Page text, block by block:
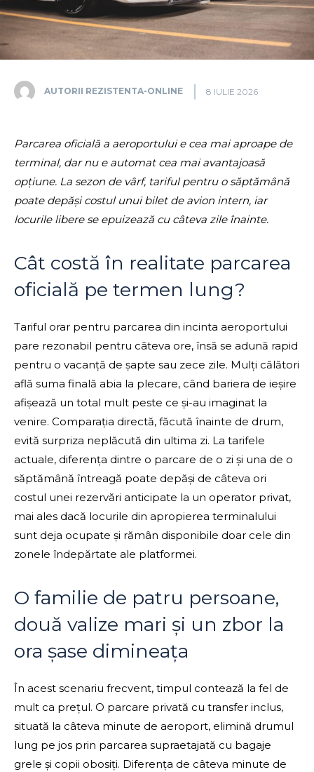
AUTORII REZISTENTA-ONLINE 8 IULIE 2026
Parcarea oficială a aeroportului e cea mai aproape de
terminal, dar nu e automat cea mai avantajoasă
opțiune. La sezon de vârf, tariful pentru o săptămână
poate depăși costul unui bilet de avion intern, iar
locurile libere se epuizează cu câteva zile înainte.
Cât costă în realitate parcarea
oficială pe termen lung?
Tariful orar pentru parcarea din incinta aeroportului
pare rezonabil pentru câteva ore, însă se adună rapid
pentru o vacanță de șapte sau zece zile. Mulți călători
află suma finală abia la plecare, când bariera de ieșire
afișează un total mult peste ce și-au imaginat la
venire. Comparația directă, făcută înainte de drum,
evită surpriza neplăcută din ultima zi. La tarifele
actuale, diferența dintre o parcare de o zi și una de o
săptămână întreagă poate depăși de câteva ori
costul unei rezervări anticipate la un operator privat,
mai ales dacă locurile din apropierea terminalului
sunt deja ocupate și rămân disponibile doar cele din
zonele îndepărtate ale platformei.
O familie de patru persoane,
două valize mari și un zbor la
ora șase dimineața
În acest scenariu frecvent, timpul contează la fel de
mult ca prețul. O parcare privată cu transfer inclus,
situată la câteva minute de aeroport, elimină drumul
lung pe jos prin parcarea supraetajată cu bagaje
grele și copii obosiți. Diferența de câteva minute de